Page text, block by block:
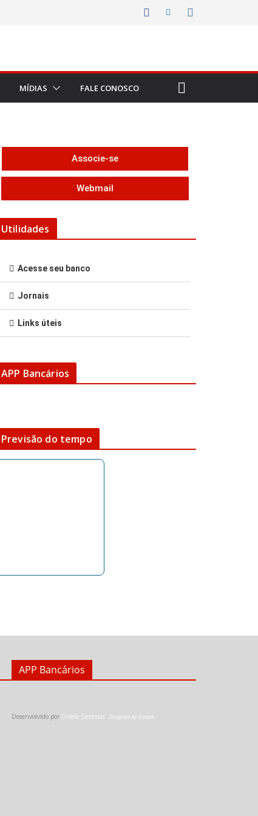
MÍDIAS FALE CONOSCO
Associe-se
Webmail
Utilidades
Acesse seu banco
Jornais
Links úteis
APP Bancários
Previsão do tempo
APP Bancários
Desenvolvido por Direta Sistemas. Designed by Freepik